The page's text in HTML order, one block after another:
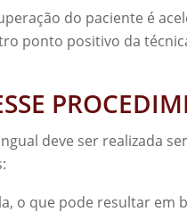
do paciente é
ponto positivo da
deve ser realizada
o que pode resultar em